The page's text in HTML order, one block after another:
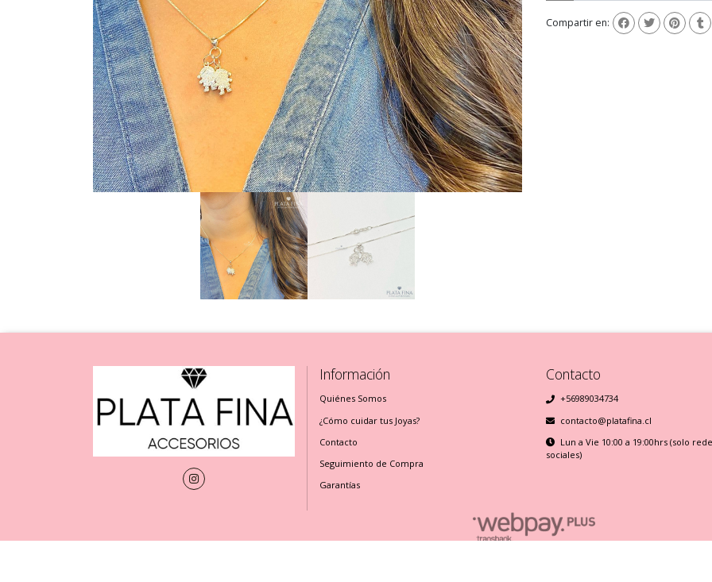
Compartir en:
Información
Quiénes Somos
¿Cómo cuidar tus Joyas?
Contacto
Seguimiento de Compra
Garantías
Contacto
+56989034734
contacto@platafina.cl
Lun a Vie 10:00 a 19:00hrs (solo
sociales)